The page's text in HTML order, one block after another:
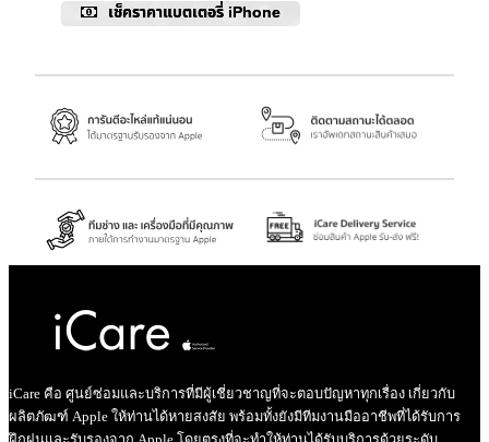
เช็คราคาแบตเตอรี่ iPhone
iCare คือ ศูนย์ซ่อมและบริการที่มีผู้เชี่ยวชาญที่จะตอบปัญหาทุกเรื่อง เกี่ยวกับ
ผลิตภัฒฑ์ Apple ให้ท่านได้หายสงสัย พร้อมทั้งยังมีทีมงานมืออาชีพที่ได้รับการ